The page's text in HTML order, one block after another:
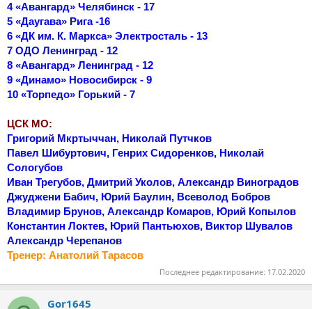
4 «Авангард» Челябинск - 17
5 «Даугава» Рига -16
6 «ДК им. К. Маркса» Электросталь - 13
7 ОДО Ленинград - 12
8 «Авангард» Ленинград - 12
9 «Динамо» Новосибирск - 9
10 «Торпедо» Горький - 7
ЦСК МО:
Григорий Мкртыччан, Николай Путчков
Павел Шибуртович, Генрих Сидоренков, Николай
Сологубов
Иван Трегубов, Дмитрий Уколов, Александр Виноградов
Джуджени Бабич, Юрий Баулин, Всеволод Бобров
Владимир Брунов, Александр Комаров, Юрий Копылов
Константин Локтев, Юрий Пантьюхов, Виктор Шувалов
Александр Черепанов
Тренер: Анатолий Тарасов
Последнее редактирование: 17.02.2020
Gor1645